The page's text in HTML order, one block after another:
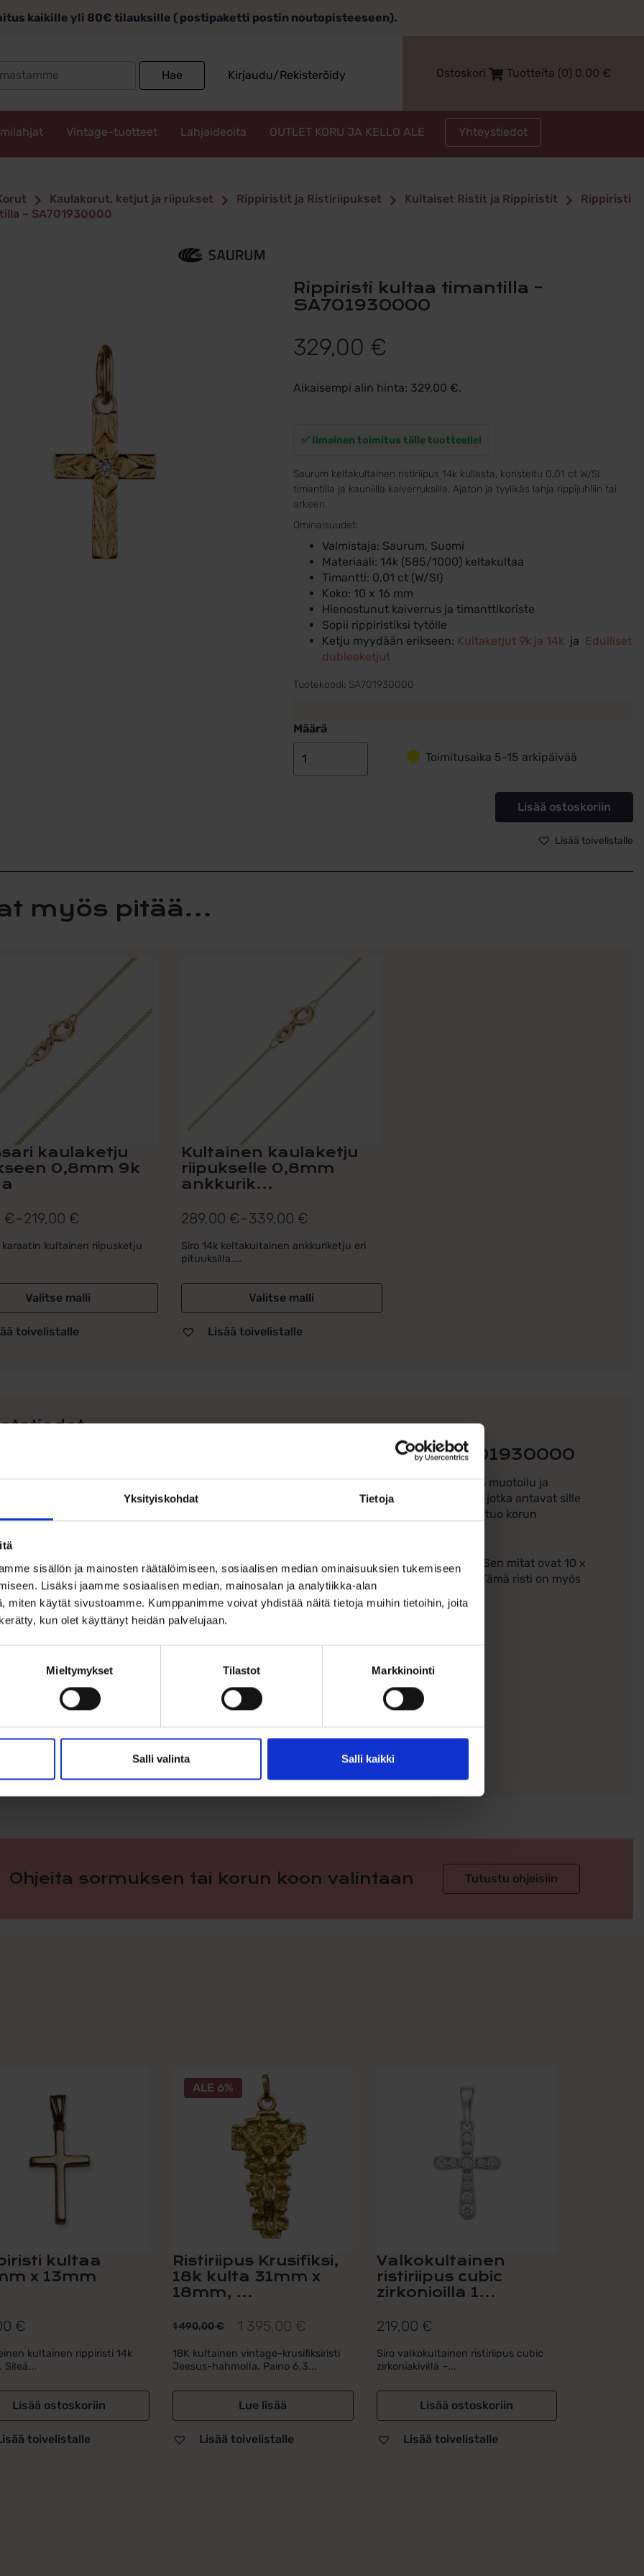
Yksityiskohdat Tietoja
sisällön ja mainosten räätälöimiseen, sosiaalisen median ominaisuuksien tukemiseen
Lisäksi jaamme sosiaalisen median, mainosalan ja analytiikka-alan
miten käytät sivustoamme. Kumppanimme voivat yhdistää näitä tietoja muihin tietoihin, joita
kun olet käyttänyt heidän palvelujaan.
Mieltymykset Tilastot Markkinointi
Salli valinta Salli kaikki
kaikille yli 80€ tilauksille ( postipaketti postin noutopisteeseen).
Hae Kirjaudu/Rekisteröidy Ostoskori Tuotteita (0) 0,00 €
Vintage-tuotteet Lahjaideoita OUTLET KORU JA KELLO ALE Yhteystiedot
Kaulakorut, ketjut ja riipukset Rippiristit ja Ristiriipukset Kultaiset Ristit ja Rippiristit
Rippiristi
– SA701930000
Rippiristi kultaa timantilla –
SA701930000
329,00 €
Aikaisempi alin hinta: 329,00 €.
✅ Ilmainen toimitus tälle tuotteelle!
Saurum keltakultainen ristiriipus 14k kullasta, koristeltu 0,01 ct W/SI
timantilla ja kauniilla kaiverruksilla. Ajaton ja tyylikäs lahja rippijuhliin tai
arkeen.
Ominaisuudet:
Valmistaja: Saurum, Suomi
Materiaali: 14k (585/1000) keltakultaa
Timantti: 0,01 ct (W/SI)
Koko: 10 x 16 mm
Hienostunut kaiverrus ja timanttikoriste
Sopii rippiristiksi tytölle
Ketju myydään erikseen: Kultaketjut 9k ja 14k ja Edulliset
dubleeketjut
Tuotekoodi: SA701930000
Määrä
Rippiristi
Toimitusaika 5-15 arkipäivää
Lisää ostoskoriin
Lisää toivelistalle
keltakultainen rippiristi riipus timantilla – SA701930000
Saurumin keltakultainen ristiriipus on kaunis ja perinteikäs koru, jossa yhdistyvät tyylikäs muotoilu ja
kaiverrus. Riipuksen pintaa koristavat hienostuneet lehtimäiset kaiverrukset, jotka antavat sille
ilmeen. Ristin keskellä säihkyy pieni, mutta näyttävä 0,01 ct timantti (W/SI), joka tuo korun
laadukkaasta 14k keltakullasta, tämä riipus on sekä kestävä että ajattoman kaunis. Sen mitat ovat 10 x
mikä tekee siitä täydellisen kokoisen käytettäväksi arjessa tai erityisissä tilaisuuksissa. Tämä risti on myös
valinta rippilahjaksi tai muihin merkityksellisiin juhlahetkiin.
Materiaali: 14k (585/1000) keltakultaa
Timantti: 0,01 ct (W/SI)
Koko: 10 x 16 mm
Hienostunut kaiverrus ja timanttikoriste
Hinta ei sisällä ketjua
myös pitää...
kaulaketju
0,8mm 9k
€–219,00 €
€
€
karaatin kultainen riipusketju
Valitse malli
toivelistalle
Kultainen kaulaketju
riipukselle 0,8mm
ankkurik...
289,00 €–339,00 €
Hintaluokka:
289,00 €
-
339,00 €
Siro 14k keltakultainen ankkuriketju eri
pituuksilla....
Valitse malli
tuotteen
sivulla.
Lisää toivelistalle
Ohjeita sormuksen tai korun koon valintaan Tutustu ohjeisiin
kultaa
x 13mm
€
kultainen rippiristi 14k
Sileä...
Lisää ostoskoriin
toivelistalle
ALE 6%
Ristiriipus Krusifiksi,
18k kulta 31mm x
18mm, ...
1 490,00€
Alkuperäinen
hinta
oli:
1
490,00 €.
1 395,00 €
Nykyinen
hinta
on:
1
395,00 €.
18K kultainen vintage-krusifiksiristi
Jeesus-hahmolla. Paino 6,3...
Lue lisää
Lisää toivelistalle
Valkokultainen
ristiriipus cubic
zirkonioilla 1...
219,00 €
Siro valkokultainen ristiriipus cubic
zirkoniakivillä –...
Lisää ostoskoriin
Lisää toivelistalle